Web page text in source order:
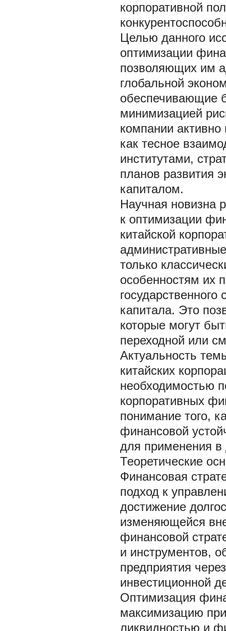
корпоративной
Целью данного
оптимизации
позволяющих им
глобальной
обеспечивающие
минимизацией
компании
как тесное
институтами,
планов развития
капиталом.
Научная новизна
к оптимизации
китайской
только
особенностям их
капитала. Это
которые могут
переходной или
Актуальность
китайских
необходимостью
корпоративных
понимание того,
финансовой
для применения в
Теоретические
Финансовая
подход к
достижение
изменяющейся
финансовой
и инструментов,
предприятия
инвестиционной
Оптимизация
максимизацию
ликвидностью и